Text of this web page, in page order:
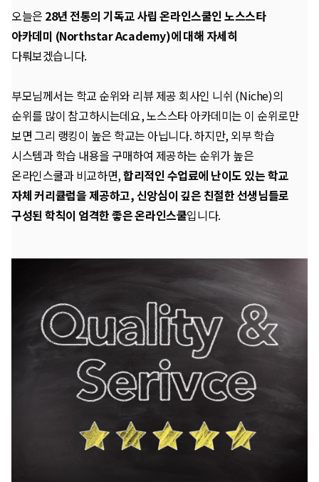
오늘은 28년 전통의 기독교 사립 온라인스쿨인 노스스타
아카데미 (Northstar Academy)에 대해 자세히
다뤄보겠습니다.
부모님께서는 학교 순위와 리뷰 제공 회사인 니쉬 (Niche)의
순위를 많이 참고하시는데요, 노스스타 아카데미는 이 순위로만
보면 그리 랭킹이 높은 학교는 아닙니다.하지만, 외부 학습
시스템과 학습 내용을 구매하여 제공하는 순위가 높은
온라인스쿨과 비교하면,합리적인 수업료에 난이도 있는 학교
자체 커리큘럼을 제공하고, 신앙심이 깊은 친절한 선생님들로
구성된 학칙이 엄격한 좋은 온라인스쿨입니다.